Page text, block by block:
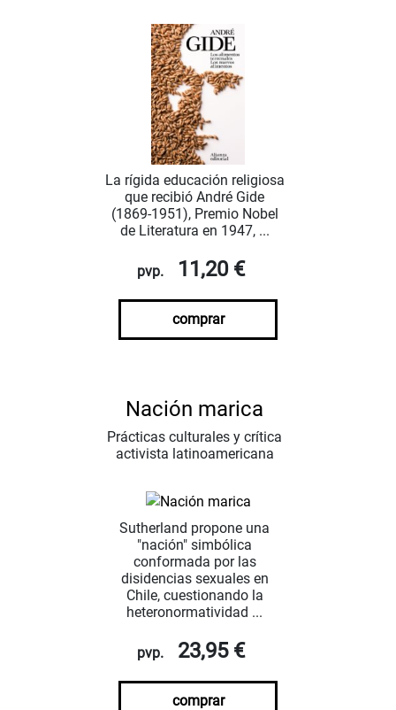
La rígida educación religiosa
que recibió André Gide
(1869-1951), Premio Nobel
de Literatura en 1947, ...
pvp. 11,20 €
comprar
Nación marica
Prácticas culturales y crítica
activista latinoamericana
Sutherland propone una
"nación" simbólica
conformada por las
disidencias sexuales en
Chile, cuestionando la
heteronormatividad ...
pvp. 23,95 €
comprar